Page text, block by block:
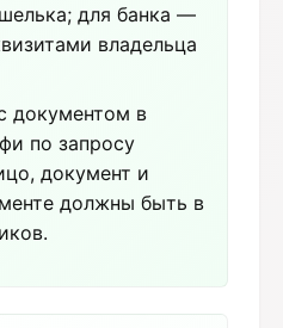
для банка —
владельца
документом в
по запросу
документ и
должны быть в